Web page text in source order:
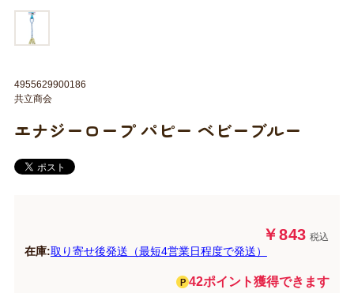
エナジーロープ パピー ベビーブルー
￥843 税込
在庫:取り寄せ後発送（最短4営業日程度で発送）
42ポイント獲得できます
4955629900186
共立商会